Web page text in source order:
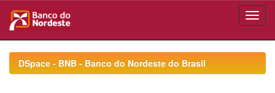
navigationDSpace - BNB - Banco do Nordeste do Brasil